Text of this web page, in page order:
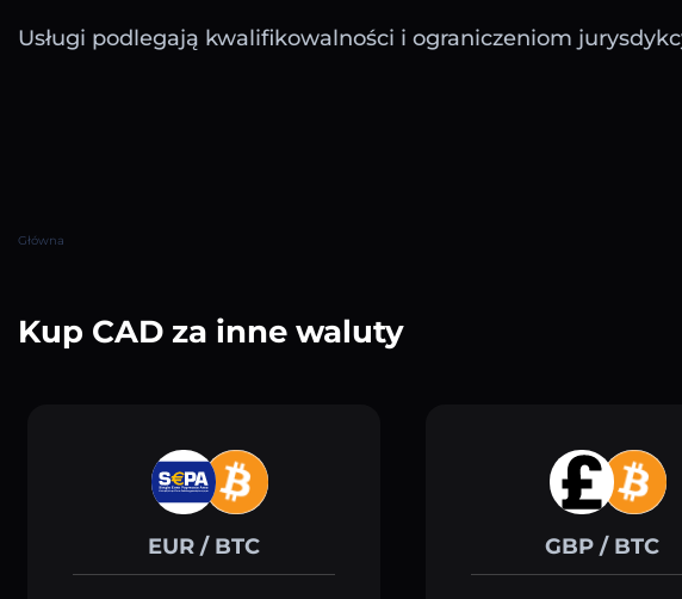
Usługi podlegają kwalifikowalności i ograniczeniom
Główna
Kup CAD za inne waluty
EUR / BTC GBP / BTC